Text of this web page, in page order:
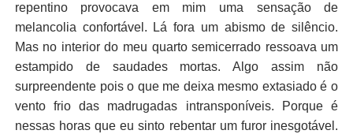
repentino provocava em mim uma sensação de
melancolia confortável. Lá fora um abismo de silêncio.
Mas no interior do meu quarto semicerrado ressoava um
estampido de saudades mortas. Algo assim não
surpreendente pois o que me deixa mesmo extasiado é o
vento frio das madrugadas intransponíveis. Porque é
nessas horas que eu sinto rebentar um furor inesgotável.